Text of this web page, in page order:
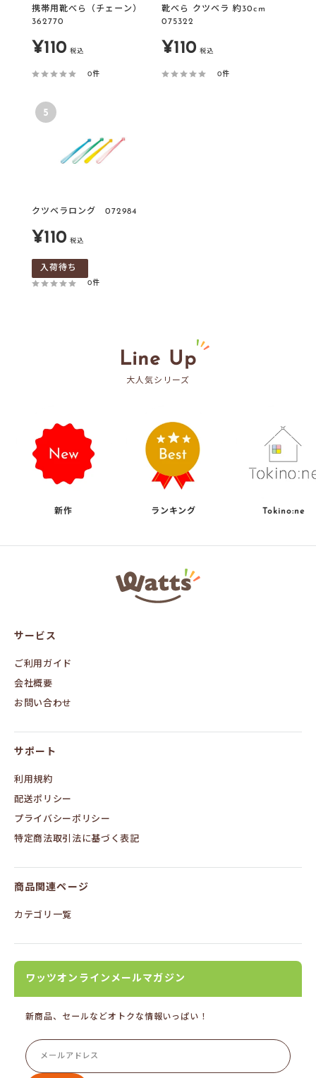
携帯用靴べら（チェーン）
362770
販
売
格
¥110 税込
0件
靴べら クツベラ 約30cm
075322
販
売
¥110 税込
0件
5
クツベラロング 072984
販
売
価
¥110 税込
入荷待ち
0件
Line Up
大人気シリーズ
新作 ランキング Tokino:ne
ワ
ッ
サービス
ご利用ガイド
会社概要
お問い合わせ
サポート
利用規約
配送ポリシー
プライバシーポリシー
特定商法取引法に基づく表記
商品関連ページ
カテゴリ一覧
ワッツオンラインメールマガジン
新商品、セールなどオトクな情報いっぱい！